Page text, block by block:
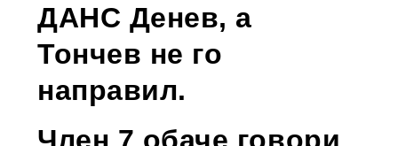
ДАНС Денев, а
Тончев не го
направил.
Член 7 обаче говори